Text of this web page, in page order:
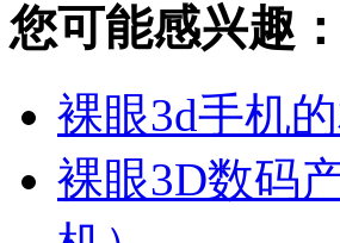
您可能感兴趣：
裸眼3d手机
裸眼3D数码